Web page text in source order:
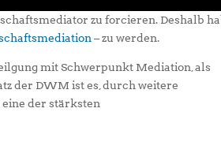
zu forcieren. Deshalb
– zu werden.
mit Schwerpunkt Mediation, als
der DWM ist es, durch weitere
der stärksten